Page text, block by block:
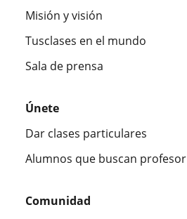
Misión y visión
Tusclases en el mundo
Sala de prensa
Únete
Dar clases particulares
Alumnos que buscan profesor
Comunidad